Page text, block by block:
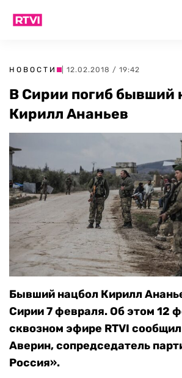
НОВОСТИ | 12.02.2018 / 19:42
В Сирии погиб бывший
Кирилл Ананьев
Бывший нацбол Кирилл
Сирии 7 февраля. Об этом 12
сквозном эфире RTVI
Аверин, сопредседатель
Россия».